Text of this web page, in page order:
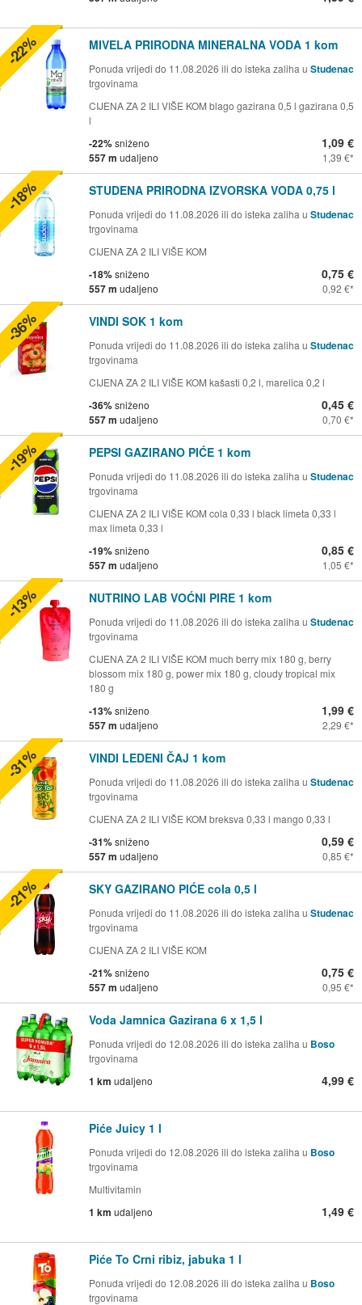
MIVELA PRIRODNA MINERALNA VODA 1 kom
Ponuda vrijedi do 11.08.2026 ili do isteka zaliha u Studenac
trgovinama
CIJENA ZA 2 ILI VIŠE KOM blago gazirana 0,5 l gazirana 0,5
l
-22%sniženo
557 m udaljeno
1,09 €
1,39 €
-22%
STUDENA PRIRODNA IZVORSKA VODA 0,75 l
Ponuda vrijedi do 11.08.2026 ili do isteka zaliha u Studenac
trgovinama
CIJENA ZA 2 ILI VIŠE KOM
-18%sniženo
557 m udaljeno
0,75 €
0,92 €
-18%
VINDI SOK 1 kom
Ponuda vrijedi do 11.08.2026 ili do isteka zaliha u Studenac
trgovinama
CIJENA ZA 2 ILI VIŠE KOM kašasti 0,2 l, marelica 0,2 l
-36%sniženo
557 m udaljeno
0,45 €
0,70 €
-36%
PEPSI GAZIRANO PIĆE 1 kom
Ponuda vrijedi do 11.08.2026 ili do isteka zaliha u Studenac
trgovinama
CIJENA ZA 2 ILI VIŠE KOM cola 0,33 l black limeta 0,33 l
max limeta 0,33 l
-19%sniženo
557 m udaljeno
0,85 €
1,05 €
-19%
NUTRINO LAB VOĆNI PIRE 1 kom
Ponuda vrijedi do 11.08.2026 ili do isteka zaliha u Studenac
trgovinama
CIJENA ZA 2 ILI VIŠE KOM much berry mix 180 g, berry
blossom mix 180 g, power mix 180 g, cloudy tropical mix
180 g
-13%sniženo
557 m udaljeno
1,99 €
2,29 €
-13%
VINDI LEDENI ČAJ 1 kom
Ponuda vrijedi do 11.08.2026 ili do isteka zaliha u Studenac
trgovinama
CIJENA ZA 2 ILI VIŠE KOM breksva 0,33 l mango 0,33 l
-31%sniženo
557 m udaljeno
0,59 €
0,85 €
-31%
SKY GAZIRANO PIĆE cola 0,5 l
Ponuda vrijedi do 11.08.2026 ili do isteka zaliha u Studenac
trgovinama
CIJENA ZA 2 ILI VIŠE KOM
-21%sniženo
557 m udaljeno
0,75 €
0,95 €
-21%
Voda Jamnica Gazirana 6 x 1,5 l
Ponuda vrijedi do 12.08.2026 ili do isteka zaliha u Boso
trgovinama
1 km udaljeno 4,99 €
Piće Juicy 1 l
Ponuda vrijedi do 12.08.2026 ili do isteka zaliha u Boso
trgovinama
Multivitamin
1 km udaljeno 1,49 €
Piće To Crni ribiz, jabuka 1 l
Ponuda vrijedi do 12.08.2026 ili do isteka zaliha u Boso
trgovinama